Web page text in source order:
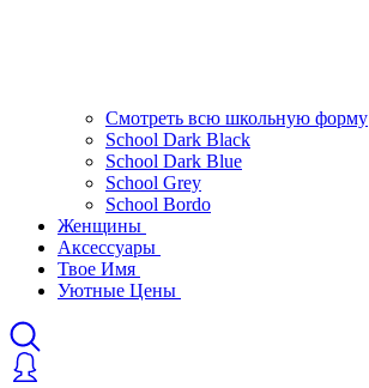
Смотреть всю школьную форму
School Dark Black
School Dark Blue
School Grey
School Bordo
Женщины
Аксессуары
Твое Имя
Уютные Цены